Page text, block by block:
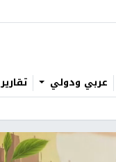
عربي ودولي تقارير